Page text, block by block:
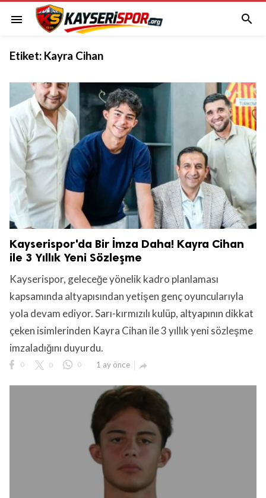
menu 
Etiket: Kayra Cihan
Kayserispor'da Bir İmza Daha! Kayra Cihan
ile 3 Yıllık Yeni Sözleşme
Kayserispor, geleceğe yönelik kadro planlaması
kapsamında altyapısından yetişen genç oyuncularıyla
yola devam ediyor. Sarı-kırmızılı kulüp, altyapının dikkat
çeken isimlerinden Kayra Cihan ile 3 yıllık yeni sözleşme
imzaladığını duyurdu.
0 0 0 1 ay önce 